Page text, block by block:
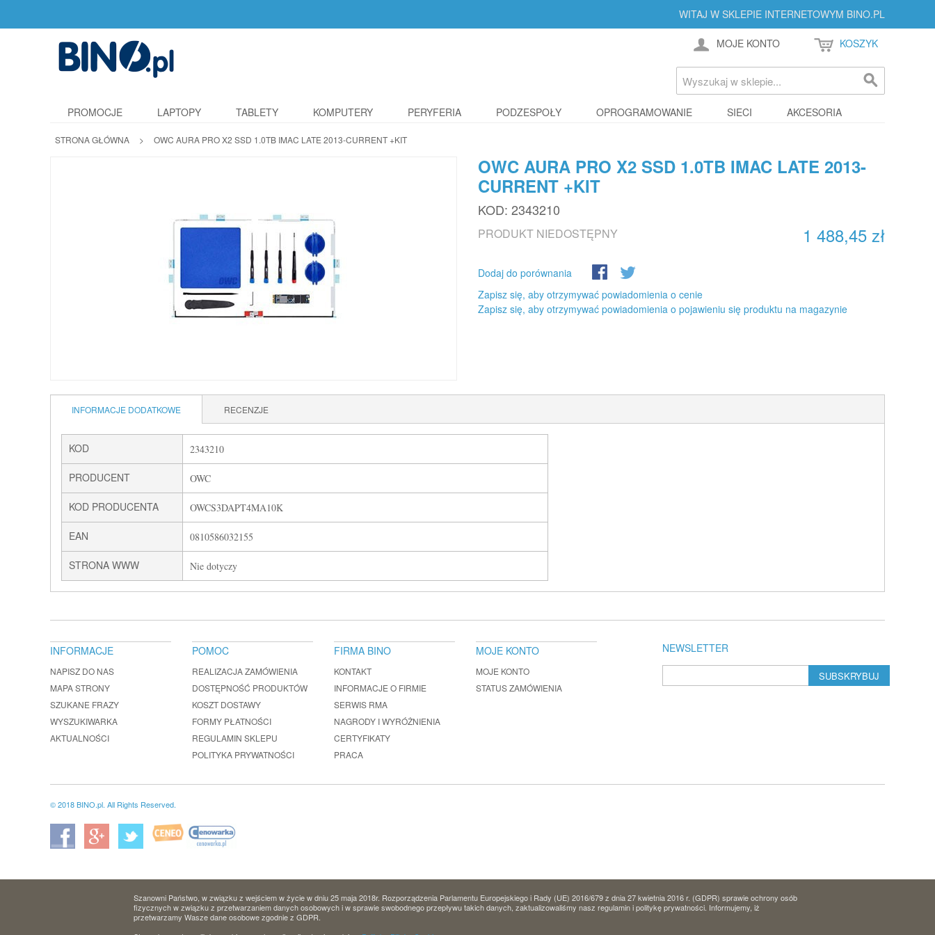
WITAJ W SKLEPIE INTERNETOWYM BINO.PL
MOJE KONTO KOSZYK
PROMOCJE LAPTOPY TABLETY KOMPUTERY PERYFERIA PODZESPOŁY OPROGRAMOWANIE SIECI AKCESORIA
STRONA GŁÓWNA > OWC AURA PRO X2 SSD 1.0TB IMAC LATE 2013-CURRENT +KIT
OWC AURA PRO X2 SSD 1.0TB IMAC LATE 2013-
CURRENT +KIT
KOD: 2343210
1 488,45 zł
PRODUKT NIEDOSTĘPNY
Dodaj do porównania
Zapisz się, aby otrzymywać powiadomienia o cenie
Zapisz się, aby otrzymywać powiadomienia o pojawieniu się produktu na magazynie
INFORMACJE DODATKOWE RECENZJE
KOD 2343210
PRODUCENT OWC
KOD PRODUCENTA OWCS3DAPT4MA10K
EAN 0810586032155
STRONA WWW Nie dotyczy
NEWSLETTER
SUBSKRYBUJ
INFORMACJE
NAPISZ DO NAS
MAPA STRONY
SZUKANE FRAZY
WYSZUKIWARKA
AKTUALNOŚCI
POMOC
REALIZACJA ZAMÓWIENIA
DOSTĘPNOŚĆ PRODUKTÓW
KOSZT DOSTAWY
FORMY PŁATNOŚCI
REGULAMIN SKLEPU
POLITYKA PRYWATNOŚCI
FIRMA BINO
KONTAKT
INFORMACJE O FIRMIE
SERWIS RMA
NAGRODY I WYRÓŻNIENIA
CERTYFIKATY
PRACA
MOJE KONTO
MOJE KONTO
STATUS ZAMÓWIENIA
© 2018 BINO.pl. All Rights Reserved.
Szanowni Państwo, w związku z wejściem w życie w dniu 25 maja 2018r. Rozporządzenia Parlamentu Europejskiego i Rady (UE) 2016/679 z dnia 27 kwietnia 2016 r. (GDPR) sprawie ochrony osób
fizycznych w związku z przetwarzaniem danych osobowych i w sprawie swobodnego przepływu takich danych, zaktualizowaliśmy nasz regulamin i politykę prywatności. Informujemy, iż
przetwarzamy Wasze dane osobowe zgodnie z GDPR.